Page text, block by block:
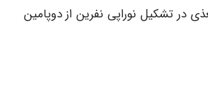
در تشکیل نوراپی نفرین از دوپامین